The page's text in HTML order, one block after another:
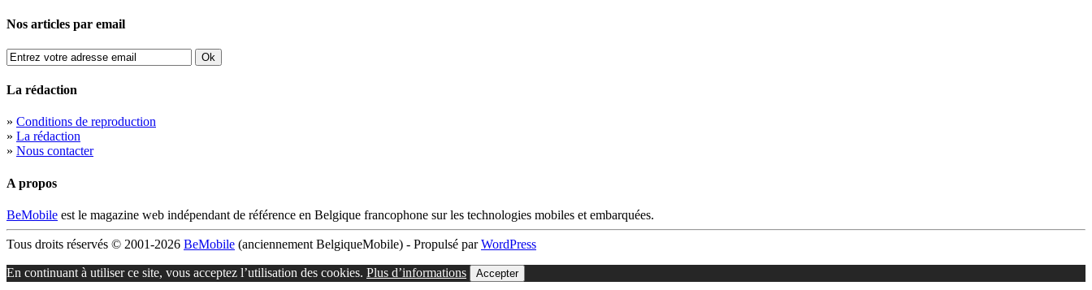
Nos articles par email
La rédaction
» Conditions de reproduction
» La rédaction
» Nous contacter
A propos
BeMobile est le magazine web indépendant de référence en Belgique francophone sur les technologies mobiles et embarquées.
Tous droits réservés © 2001-2026 BeMobile (anciennement BelgiqueMobile) - Propulsé parWordPress
En continuant à utiliser ce site, vous acceptez l’utilisation des cookies. Plus d’informations Accepter